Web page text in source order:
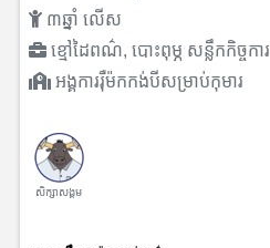
៣ឆ្នាំ លើស
ខ្មៅដៃពណ៌, បោះពុម្ភ សន្លឹកកិច្ចការ
អង្គការរុឺម៉កកង់បីសម្រាប់កុមារ
សិក្សាសង្គម